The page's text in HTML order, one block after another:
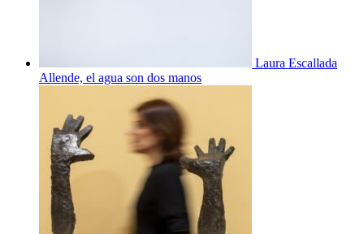
Laura Escallada
Allende, el agua son dos manos